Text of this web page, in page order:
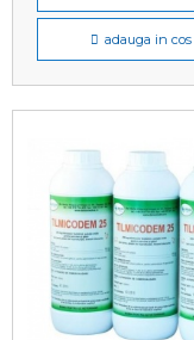
adauga in cos